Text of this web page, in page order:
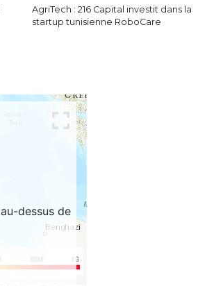
AgriTech : 216 Capital investit dans la
startup tunisienne RoboCare